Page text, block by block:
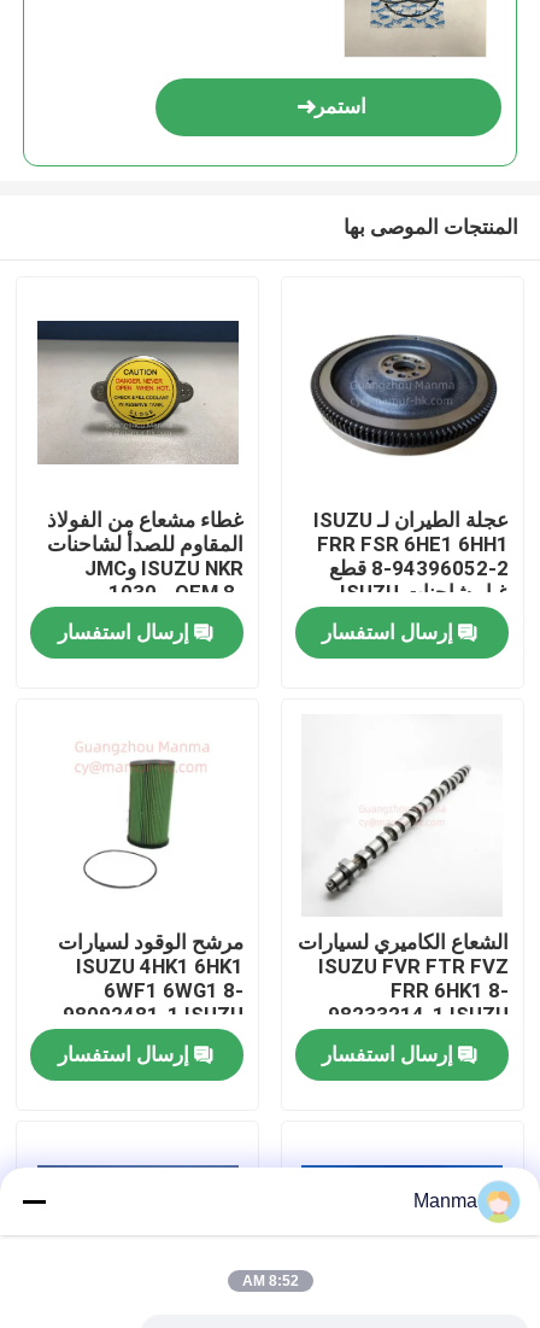
بيت
معلومات عنا
جولة في المعمل
رقابة جودة
اتصل بنا
اطلب اقتباس
قطع غيار السيارات الشاحنة
قطع غيار شاحنة ايسوزو
استمر
المنتجات الموصى بها
عجلة الطيران لـ ISUZU
FRR FSR 6HE1 6HH1
8-94396052-2 قطع
غيار شاحنات ISUZU
إرسال استفسار
غطاء مشعاع من الفولاذ
المقاوم للصدأ لشاحنات
ISUZU NKR وJMC
1030 - OEM 8-
94116916-1
إرسال استفسار
الشعاع الكاميري لسيارات
ISUZU FVR FTR FVZ
FRR 6HK1 8-
98233214-1 ISUZU
قطاعات شاحنات
إرسال استفسار
مرشح الوقود لسيارات
ISUZU 4HK1 6HK1
6WF1 6WG1 8-
98092481-1 ISUZU
إرسال استفسار
Manma
8:52 AM